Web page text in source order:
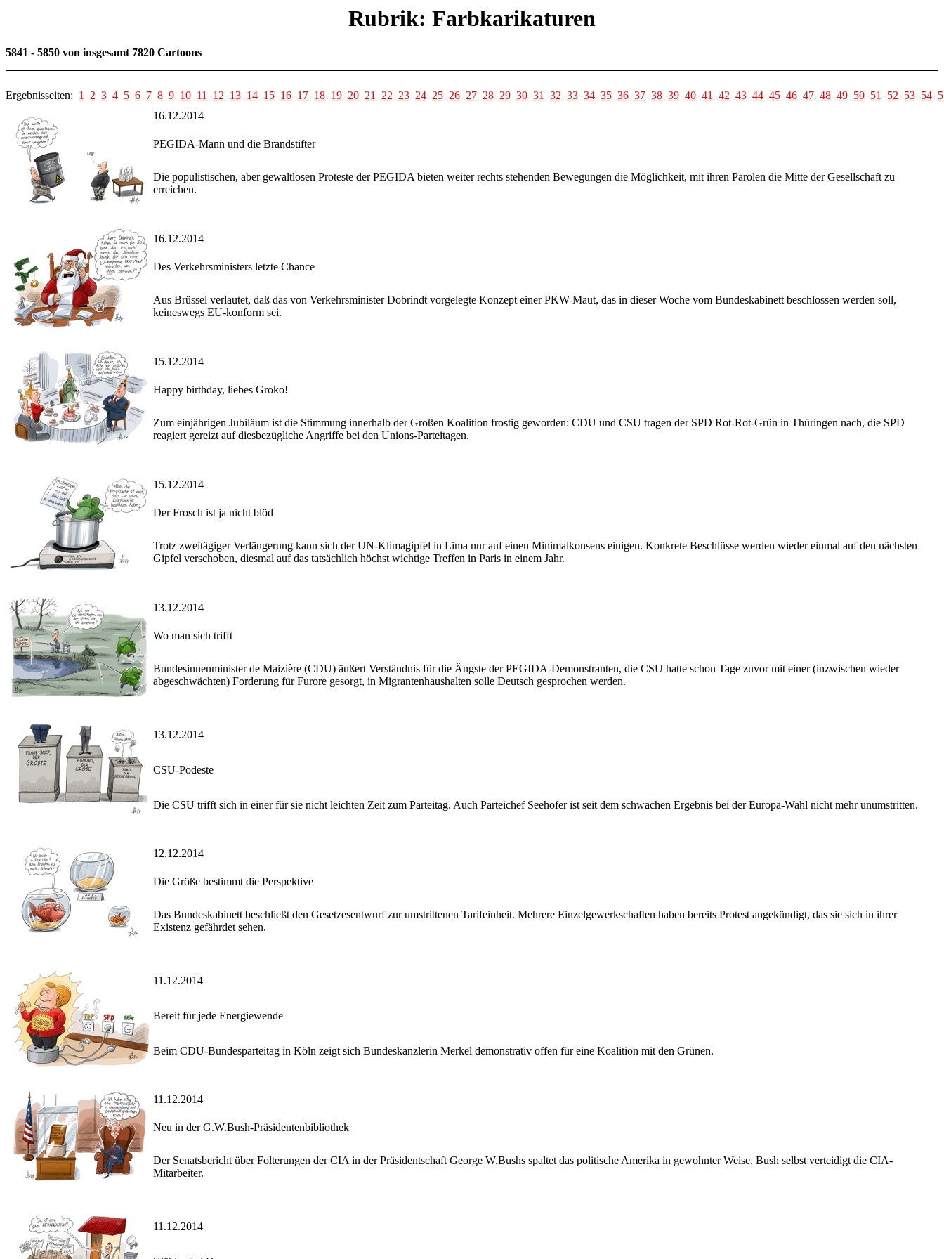
Rubrik: Farbkarikaturen
5841 - 5850 von insgesamt 7820 Cartoons
Ergebnisseiten: 1 2 3 4 5 6 7 8 9 10 11 12 13 14 15 16 17 18 19 20 21 22 23 24 25 26 27 28 29 30 31 32 33 34 35 36 37 38 39 40 41 42 43 44 45 46 47 48 49 50 51 52 53 54
16.12.2014
PEGIDA-Mann und die Brandstifter
Die populistischen, aber gewaltlosen Proteste der PEGIDA bieten weiter rechts stehenden Bewegungen die Möglichkeit, mit ihren Parolen die Mitte der Gesellschaft zu
erreichen.
16.12.2014
Des Verkehrsministers letzte Chance
Aus Brüssel verlautet, daß das von Verkehrsminister Dobrindt vorgelegte Konzept einer PKW-Maut, das in dieser Woche vom Bundeskabinett beschlossen werden soll,
keineswegs EU-konform sei.
15.12.2014
Happy birthday, liebes Groko!
Zum einjährigen Jubiläum ist die Stimmung innerhalb der Großen Koalition frostig geworden: CDU und CSU tragen der SPD Rot-Rot-Grün in Thüringen nach, die SPD
reagiert gereizt auf diesbezügliche Angriffe bei den Unions-Parteitagen.
15.12.2014
Der Frosch ist ja nicht blöd
Trotz zweitägiger Verlängerung kann sich der UN-Klimagipfel in Lima nur auf einen Minimalkonsens einigen. Konkrete Beschlüsse werden wieder einmal auf den nächsten
Gipfel verschoben, diesmal auf das tatsächlich höchst wichtige Treffen in Paris in einem Jahr.
13.12.2014
Wo man sich trifft
Bundesinnenminister de Maizière (CDU) äußert Verständnis für die Ängste der PEGIDA-Demonstranten, die CSU hatte schon Tage zuvor mit einer (inzwischen wieder
abgeschwächten) Forderung für Furore gesorgt, in Migrantenhaushalten solle Deutsch gesprochen werden.
13.12.2014
CSU-Podeste
Die CSU trifft sich in einer für sie nicht leichten Zeit zum Parteitag. Auch Parteichef Seehofer ist seit dem schwachen Ergebnis bei der Europa-Wahl nicht mehr unumstritten.
12.12.2014
Die Größe bestimmt die Perspektive
Das Bundeskabinett beschließt den Gesetzesentwurf zur umstrittenen Tarifeinheit. Mehrere Einzelgewerkschaften haben bereits Protest angekündigt, das sie sich in ihrer
Existenz gefährdet sehen.
11.12.2014
Bereit für jede Energiewende
Beim CDU-Bundesparteitag in Köln zeigt sich Bundeskanzlerin Merkel demonstrativ offen für eine Koalition mit den Grünen.
11.12.2014
Neu in der G.W.Bush-Präsidentenbibliothek
Der Senatsbericht über Folterungen der CIA in der Präsidentschaft George W.Bushs spaltet das politische Amerika in gewohnter Weise. Bush selbst verteidigt die CIA-
Mitarbeiter.
11.12.2014